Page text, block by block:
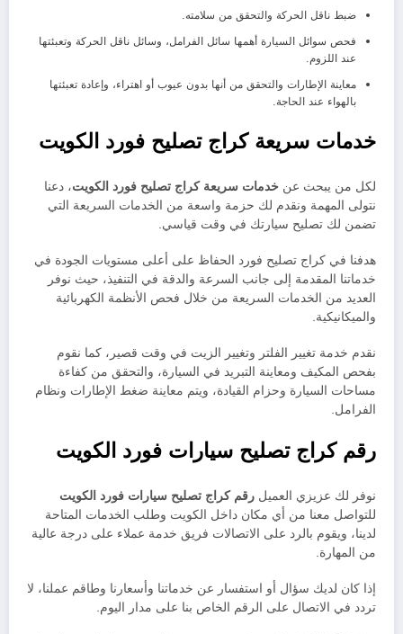
ضبط ناقل الحركة والتحقق من سلامته.
فحص سوائل السيارة أهمها سائل الفرامل، وسائل ناقل الحركة وتعبئتها
عند اللزوم.
معاينة الإطارات والتحقق من أنها بدون عيوب أو اهتراء، وإعادة تعبئتها
بالهواء عند الحاجة.
خدمات سريعة كراج تصليح فورد الكويت
لكل من يبحث عن خدمات سريعة كراج تصليح فورد الكويت، دعنا
نتولى المهمة ونقدم لك حزمة واسعة من الخدمات السريعة التي
تضمن لك تصليح سيارتك في وقت قياسي.
هدفنا في كراج تصليح فورد الحفاظ على أعلى مستويات الجودة في
خدماتنا المقدمة إلى جانب السرعة والدقة في التنفيذ، حيث نوفر
العديد من الخدمات السريعة من خلال فحص الأنظمة الكهربائية
والميكانيكية.
نقدم خدمة تغيير الفلتر وتغيير الزيت في وقت قصير، كما نقوم
بفحص المكيف ومعاينة التبريد في السيارة، والتحقق من كفاءة
مساحات السيارة وحزام القيادة، ويتم معاينة ضغط الإطارات ونظام
الفرامل.
رقم كراج تصليح سيارات فورد الكويت
نوفر لك عزيزي العميل رقم كراج تصليح سيارات فورد الكويت
للتواصل معنا من أي مكان داخل الكويت وطلب الخدمات المتاحة
لدينا، ويقوم بالرد على الاتصالات فريق خدمة عملاء على درجة عالية
من المهارة.
إذا كان لديك سؤال أو استفسار عن خدماتنا وأسعارنا وطاقم عملنا، لا
تردد في الاتصال على الرقم الخاص بنا على مدار اليوم.